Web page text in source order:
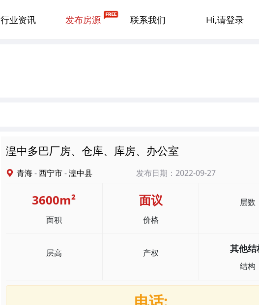
Hi,请登录
行业资讯 发布房源 联系我们
湟中多巴厂房、仓库、库房、办公室
青海-西宁市-湟中县 发布日期：2022-09-27
3600m²
面积
面议
价格
层数
层高 产权 其他结
结构